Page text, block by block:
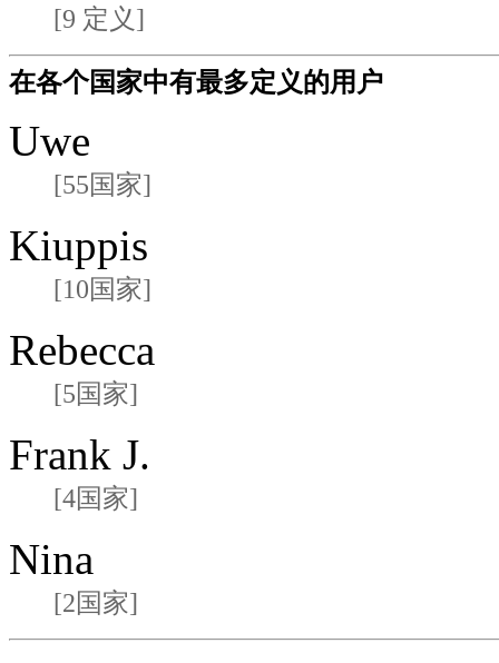
[9 定义]
在各个国家中有最多定义的用户
Uwe
[55国家]
Kiuppis
[10国家]
Rebecca
[5国家]
Frank J.
[4国家]
Nina
[2国家]